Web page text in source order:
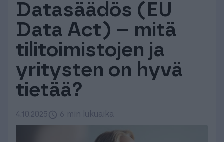
Tuki & Koulutus
Meistä & Ajankohtaista
Tilaa Procountor
Datasäädös (EU
Data Act) – mitä
tilitoimistojen ja
yritysten on hyvä
tietää?
4.10.2025 6 min lukuaika